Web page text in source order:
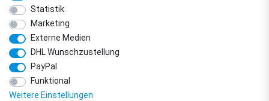
© Copyright 2018 - 2026 filter-direkt. Alle Rechte vorbehalten. / *Alle Preise
verstehen sich inkl. MwSt. und zzgl. Versandkosten.
Statistik
Marketing
Externe Medien
DHL Wunschzustellung
PayPal
Funktional
Weitere Einstellungen